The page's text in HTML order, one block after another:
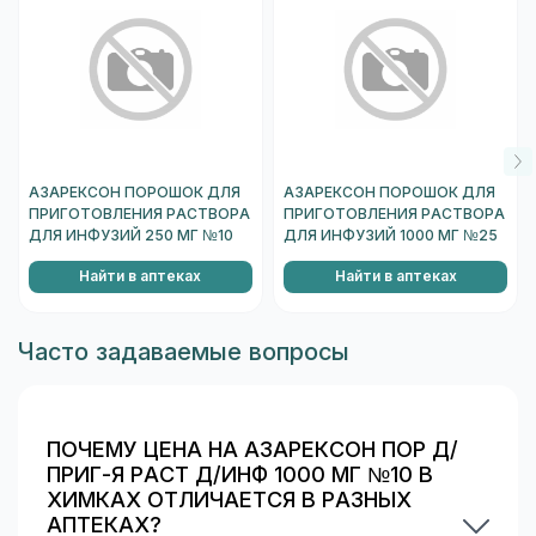
применении в высоких дозах возможны изменения
картины периферической крови (лейкопения,
нейтропения, тромбоцитопения, гемолитическая
анемия).
Со стороны мочевыделительной системы:
интерстициальный нефрит.
Эффекты, обусловленные химиотерапевтическим
действием:кандидоз.
болезненность в месте инъекции (при в/м
У пациентов с повышенной чувствительностью к
пенициллинам возможны аллергические реакции на
цефалоспориновые антибиотики.
АЗАРЕКСОН ПОРОШОК ДЛЯ
ПРИГОТОВЛЕНИЯ РАСТВОРА
ДЛЯ ИНФУЗИЙ 250 МГ №10
Найти в аптеках
АЗАРЕКСОН ПОРОШОК ДЛЯ
ПРИГОТОВЛЕНИЯ РАСТВОРА
ДЛЯ ИНФУЗИЙ 1000 МГ №25
Найти в аптеках
Часто задаваемые вопросы
ПОЧЕМУ ЦЕНА НА АЗАРЕКСОН ПОР Д/
ПРИГ-Я РАСТ Д/ИНФ 1000 МГ №10 В
ХИМКАХ ОТЛИЧАЕТСЯ В РАЗНЫХ
АПТЕКАХ?